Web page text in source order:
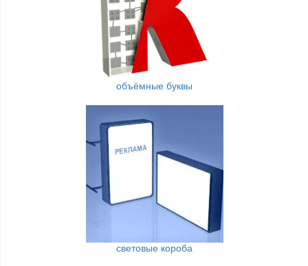
объёмные буквы
световые короба